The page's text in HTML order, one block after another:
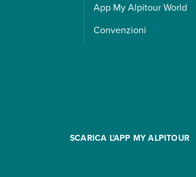
App My Alpitour World
Convenzioni
SCARICA L'APP MY ALPITOUR